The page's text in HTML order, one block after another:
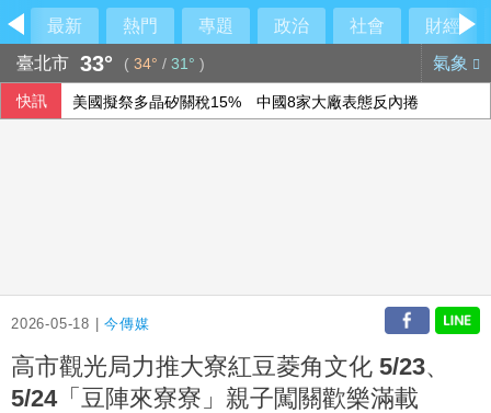
最新 熱門 專題 政治 社會
財經
臺北市 33° ( 34° / 31° ) 氣象
快訊 美國擬祭多晶矽關稅15% 中國8家大廠表態反內捲
2026-05-18 |今傳媒
高市觀光局力推大寮紅豆菱角文化 5/23、
5/24「豆陣來寮寮」親子闖關歡樂滿載